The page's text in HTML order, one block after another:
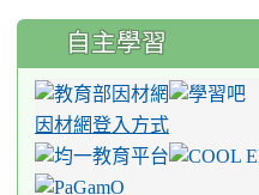
自主學習
因材網登入方式